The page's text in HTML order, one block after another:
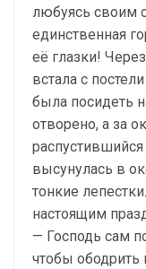
любуясь своим
единственная
её глазки!
встала с
была посидеть
отворено, а за
высунулась в
тонкие
настоящим
— Господь сам
чтобы ободрить